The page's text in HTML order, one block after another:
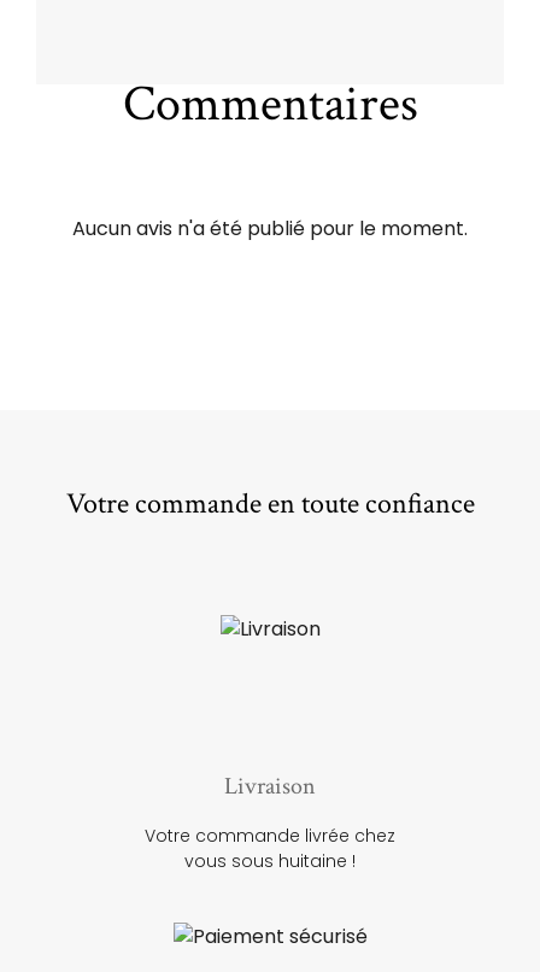
Commentaires
Aucun avis n'a été publié pour le moment.
Votre commande en toute confiance
Livraison
Votre commande livrée chez
vous sous huitaine !